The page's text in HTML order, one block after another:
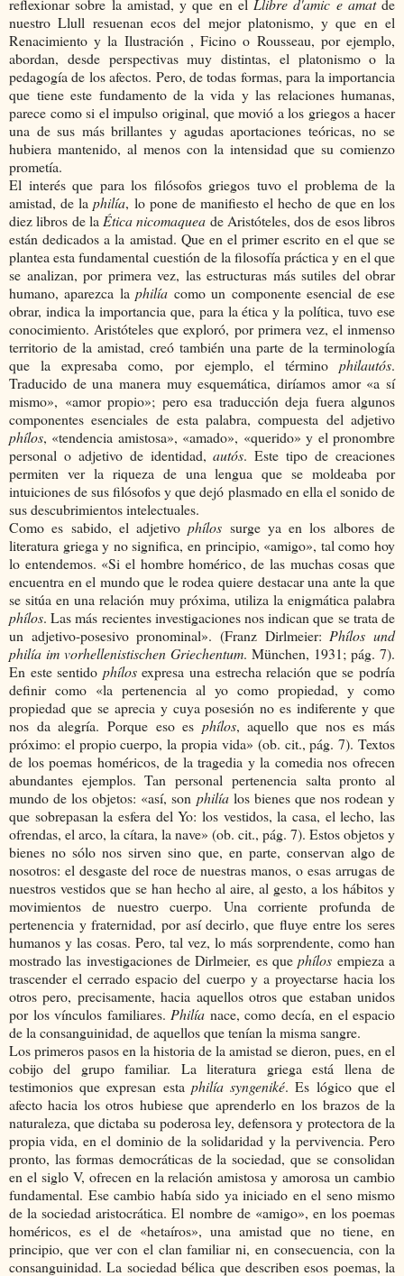
reflexionar sobre la amistad, y que en el Llibre d'amic e amat de
nuestro Llull resuenan ecos del mejor platonismo, y que en el
Renacimiento y la Ilustración , Ficino o Rousseau, por ejemplo,
abordan, desde perspectivas muy distintas, el platonismo o la
pedagogía de los afectos. Pero, de todas formas, para la importancia
que tiene este fundamento de la vida y las relaciones humanas,
parece como si el impulso original, que movió a los griegos a hacer
una de sus más brillantes y agudas aportaciones teóricas, no se
hubiera mantenido, al menos con la intensidad que su comienzo
prometía.
El interés que para los filósofos griegos tuvo el problema de la
amistad, de laphilía, lo pone de manifiesto el hecho de que en los
diez libros de la Ética nicomaquea de Aristóteles, dos de esos libros
están dedicados a la amistad. Que en el primer escrito en el que se
plantea esta fundamental cuestión de la filosofía práctica y en el que
se analizan, por primera vez, las estructuras más sutiles del obrar
humano, aparezca laphilía como un componente esencial de ese
obrar, indica la importancia que, para la ética y la política, tuvo ese
conocimiento. Aristóteles que exploró, por primera vez, el inmenso
territorio de la amistad, creó también una parte de la terminología
que la expresaba como, por ejemplo, el término philautós.
Traducido de una manera muy esquemática, diríamos amor «a sí
mismo», «amor propio»; pero esa traducción deja fuera algunos
componentes esenciales de esta palabra, compuesta del adjetivo
phílos, «tendencia amistosa», «amado», «querido» y el pronombre
personal o adjetivo de identidad,autós. Este tipo de creaciones
permiten ver la riqueza de una lengua que se moldeaba por
intuiciones de sus filósofos y que dejó plasmado en ella el sonido de
sus descubrimientos intelectuales.
Como es sabido, el adjetivophílos surge ya en los albores de
literatura griega y no significa, en principio, «amigo», tal como hoy
lo entendemos. «Si el hombre homérico, de las muchas cosas que
encuentra en el mundo que le rodea quiere destacar una ante la que
se sitúa en una relación muy próxima, utiliza la enigmática palabra
phílos. Las más recientes investigaciones nos indican que se trata de
un adjetivo-posesivo pronominal». (Franz Dirlmeier: Phílos und
philía im vorhellenistischen Griechentum. München, 1931; pág. 7).
En este sentido phílosexpresa una estrecha relación que se podría
definir como «la pertenencia al yo como propiedad, y como
propiedad que se aprecia y cuya posesión no es indiferente y que
nos da alegría. Porque eso es phílos, aquello que nos es más
próximo: el propio cuerpo, la propia vida» (ob. cit., pág. 7). Textos
de los poemas homéricos, de la tragedia y la comedia nos ofrecen
abundantes ejemplos. Tan personal pertenencia salta pronto al
mundo de los objetos: «así, son philía los bienes que nos rodean y
que sobrepasan la esfera del Yo: los vestidos, la casa, el lecho, las
ofrendas, el arco, la cítara, la nave» (ob. cit., pág. 7). Estos objetos y
bienes no sólo nos sirven sino que, en parte, conservan algo de
nosotros: el desgaste del roce de nuestras manos, o esas arrugas de
nuestros vestidos que se han hecho al aire, al gesto, a los hábitos y
movimientos de nuestro cuerpo. Una corriente profunda de
pertenencia y fraternidad, por así decirlo, que fluye entre los seres
humanos y las cosas. Pero, tal vez, lo más sorprendente, como han
mostrado las investigaciones de Dirlmeier, es quephílos empieza a
trascender el cerrado espacio del cuerpo y a proyectarse hacia los
otros pero, precisamente, hacia aquellos otros que estaban unidos
por los vínculos familiares. Philía nace, como decía, en el espacio
de la consanguinidad, de aquellos que tenían la misma sangre.
Los primeros pasos en la historia de la amistad se dieron, pues, en el
cobijo del grupo familiar. La literatura griega está llena de
testimonios que expresan esta philía syngeniké. Es lógico que el
afecto hacia los otros hubiese que aprenderlo en los brazos de la
naturaleza, que dictaba su poderosa ley, defensora y protectora de la
propia vida, en el dominio de la solidaridad y la pervivencia. Pero
pronto, las formas democráticas de la sociedad, que se consolidan
en el siglo V, ofrecen en la relación amistosa y amorosa un cambio
fundamental. Ese cambio había sido ya iniciado en el seno mismo
de la sociedad aristocrática. El nombre de «amigo», en los poemas
homéricos, es el de «hetaíros», una amistad que no tiene, en
principio, que ver con el clan familiar ni, en consecuencia, con la
consanguinidad. La sociedad bélica que describen esos poemas, la